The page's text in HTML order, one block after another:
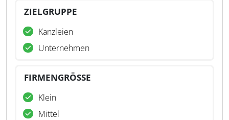
ZIELGRUPPE
Kanzleien
Unternehmen
FIRMENGRÖSSE
Klein
Mittel